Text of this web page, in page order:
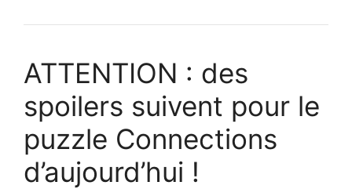
ATTENTION : des
spoilers suivent pour le
puzzle Connections
d’aujourd’hui !